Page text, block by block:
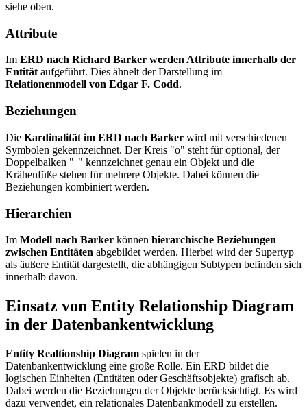
siehe oben.
Attribute
Im ERD nach Richard Barker werden Attribute innerhalb der
Entität aufgeführt. Dies ähnelt der Darstellung im
Relationenmodell von Edgar F. Codd.
Beziehungen
Die Kardinalität im ERD nach Barker wird mit verschiedenen
Symbolen gekennzeichnet. Der Kreis "o" steht für optional, der
Doppelbalken "||" kennzeichnet genau ein Objekt und die
Krähenfüße stehen für mehrere Objekte. Dabei können die
Beziehungen kombiniert werden.
Hierarchien
Im Modell nach Barker können hierarchische Beziehungen
zwischen Entitäten abgebildet werden. Hierbei wird der Supertyp
als äußere Entität dargestellt, die abhängigen Subtypen befinden sich
innerhalb davon.
Einsatz von Entity Relationship Diagram
in der Datenbankentwicklung
Entity Realtionship Diagram spielen in der
Datenbankentwicklung eine große Rolle. Ein ERD bildet die
logischen Einheiten (Entitäten oder Geschäftsobjekte) grafisch ab.
Dabei werden die Beziehungen der Objekte berücksichtigt. Es wird
dazu verwendet, ein relationales Datenbankmodell zu erstellen.